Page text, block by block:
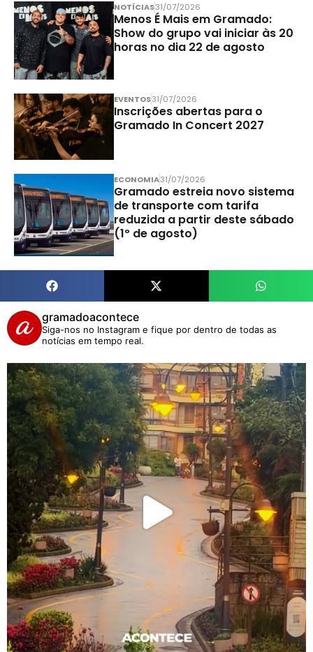
NOTÍCIAS31/07/2026
Menos É Mais em Gramado:
Show do grupo vai iniciar às 20
horas no dia 22 de agosto
EVENTOS31/07/2026
Inscrições abertas para o
Gramado In Concert 2027
ECONOMIA31/07/2026
Gramado estreia novo sistema
de transporte com tarifa
reduzida a partir deste sábado
(1º de agosto)
gramadoacontece
Siga-nos no Instagram e fique por dentro de todas as
notícias em tempo real.